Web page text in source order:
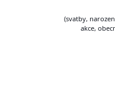
(svatby,
akce,